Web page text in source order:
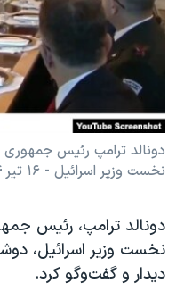
فرهنگ و زندگی
حقوق شهروندی
اقتصادی
علم و فناوری
اسرائیل در جنگ
گالری عکس
مستندها
انتخابات ریاست جمهوری
حمله جمهوری اسلامی به
رمز مهسا
ورزش زنان در ایران
اعتراضات زن، زندگی، آزادی
تریبونال مردمی آبان ۹۸
دادگاه حمید نوری
دنبال کنید
زبانهای مختلف
دونالد ترامپ رئیس جمهوری
نخست وزیر اسرائيل - ۱۶ تیر ۱۴۰۴
دونالد ترامپ، رئیس
دیدار و گفت‌وگو کرد.